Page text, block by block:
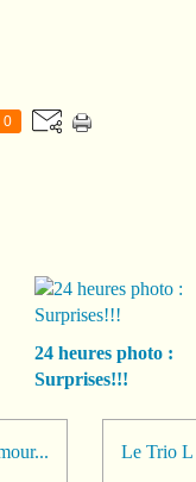
0
24 heures photo :
Surprises!!!
Le Trio L